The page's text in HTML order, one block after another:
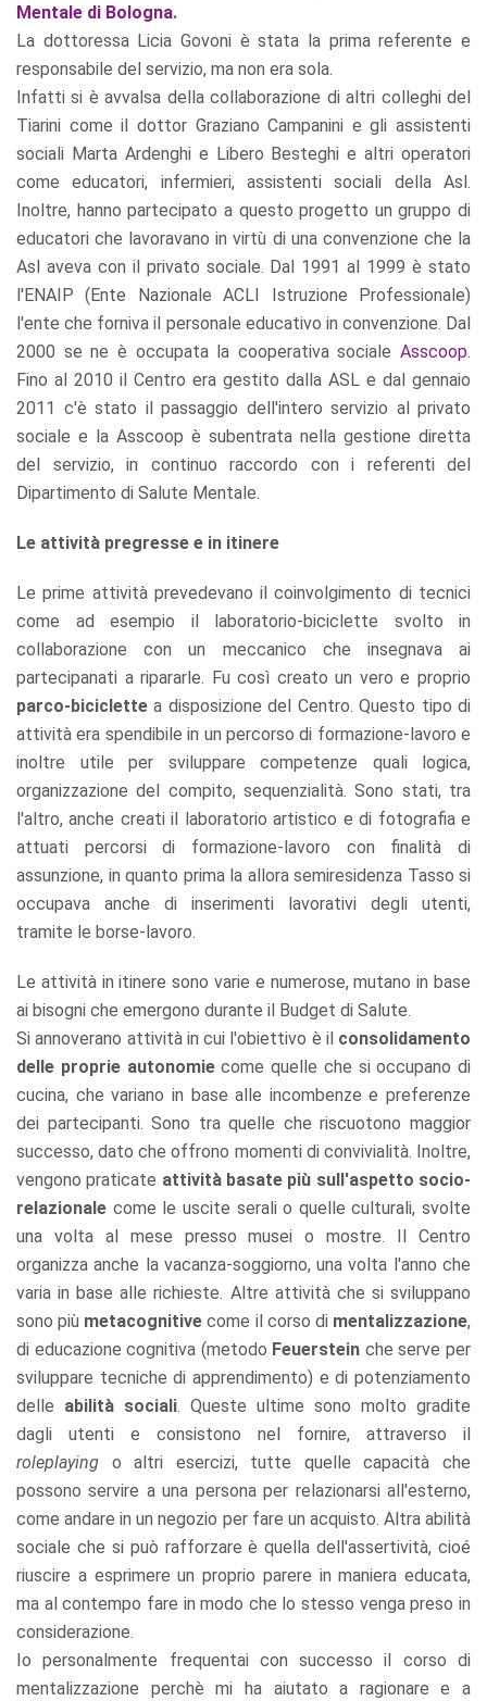
Mentale di Bologna.
La dottoressa Licia Govoni è stata la prima referente e
responsabile del servizio, ma non era sola.
Infatti si è avvalsa della collaborazione di altri colleghi del
Tiarini come il dottor Graziano Campanini e gli assistenti
sociali Marta Ardenghi e Libero Besteghi e altri operatori
come educatori, infermieri, assistenti sociali della Asl.
Inoltre, hanno partecipato a questo progetto un gruppo di
educatori che lavoravano in virtù di una convenzione che la
Asl aveva con il privato sociale. Dal 1991 al 1999 è stato
l'ENAIP (Ente Nazionale ACLI Istruzione Professionale)
l'ente che forniva il personale educativo in convenzione. Dal
2000 se ne è occupata la cooperativa sociale Asscoop.
Fino al 2010 il Centro era gestito dalla ASL e dal gennaio
2011 c'è stato il passaggio dell'intero servizio al privato
sociale e la Asscoop è subentrata nella gestione diretta
del servizio, in continuo raccordo con i referenti del
Dipartimento di Salute Mentale.
Le attività pregresse e in itinere
Le prime attività prevedevano il coinvolgimento di tecnici
come ad esempio il laboratorio-biciclette svolto in
collaborazione con un meccanico che insegnava ai
partecipanati a ripararle. Fu così creato un vero e proprio
parco-biciclette a disposizione del Centro. Questo tipo di
attività era spendibile in un percorso di formazione-lavoro e
inoltre utile per sviluppare competenze quali logica,
organizzazione del compito, sequenzialità. Sono stati, tra
l'altro, anche creati il laboratorio artistico e di fotografia e
attuati percorsi di formazione-lavoro con finalità di
assunzione, in quanto prima la allora semiresidenza Tasso si
occupava anche di inserimenti lavorativi degli utenti,
tramite le borse-lavoro.
Le attività in itinere sono varie e numerose, mutano in base
ai bisogni che emergono durante il Budget di Salute.
Si annoverano attività in cui l'obiettivo è il consolidamento
delle proprie autonomiecome quelle che si occupano di
cucina, che variano in base alle incombenze e preferenze
dei partecipanti. Sono tra quelle che riscuotono maggior
successo, dato che offrono momenti di convivialità. Inoltre,
vengono praticate attività basate più sull'aspetto socio-
relazionale come le uscite serali o quelle culturali, svolte
una volta al mese presso musei o mostre. Il Centro
organizza anche la vacanza-soggiorno, una volta l'anno che
varia in base alle richieste. Altre attività che si sviluppano
sono più metacognitive come il corso di mentalizzazione,
di educazione cognitiva (metodo Feuerstein che serve per
sviluppare tecniche di apprendimento) e di potenziamento
delle abilità sociali. Queste ultime sono molto gradite
dagli utenti e consistono nel fornire, attraverso il
roleplaying o altri esercizi, tutte quelle capacità che
possono servire a una persona per relazionarsi all'esterno,
come andare in un negozio per fare un acquisto. Altra abilità
sociale che si può rafforzare è quella dell'assertività, cioé
riuscire a esprimere un proprio parere in maniera educata,
ma al contempo fare in modo che lo stesso venga preso in
considerazione.
Io personalmente frequentai con successo il corso di
mentalizzazione perchè mi ha aiutato a ragionare e a